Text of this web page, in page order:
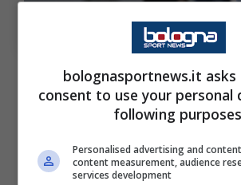
Vincenzo Italiano (ph. bolognafc.it)
Sulla delusione per la
convocazione
bolognasportnews.it
consent to use your
following
Personalised advertising and
content measurement, audience
services development